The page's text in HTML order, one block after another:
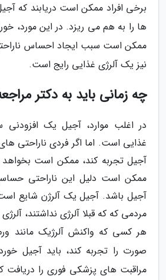
برخی افراد ممکن است دریابند که
ها را به هم می ریزد. در این مورد،
ممکن است سبب ایجاد احساس
نیز یک آلرژی غذایی رایج است.
چه زمانی باید به دکتر
در اغلب موارد، آجیل یک افزودنی
غذایی است. اما اگر فردی ناراحتی
آجیل تجربه کند، ممکن است بخواهد
ممکن است دلیل این ناراحتی
آجیل باشد. آجیل یک آلرژن شایع
مردمی که که قبلا آلرژی نداشتند،
هر کسی که واکنش آلرژیک مانند
صورت را تجربه کند، باید آجیل
مراقبت های پزشکی فوری را دریافت